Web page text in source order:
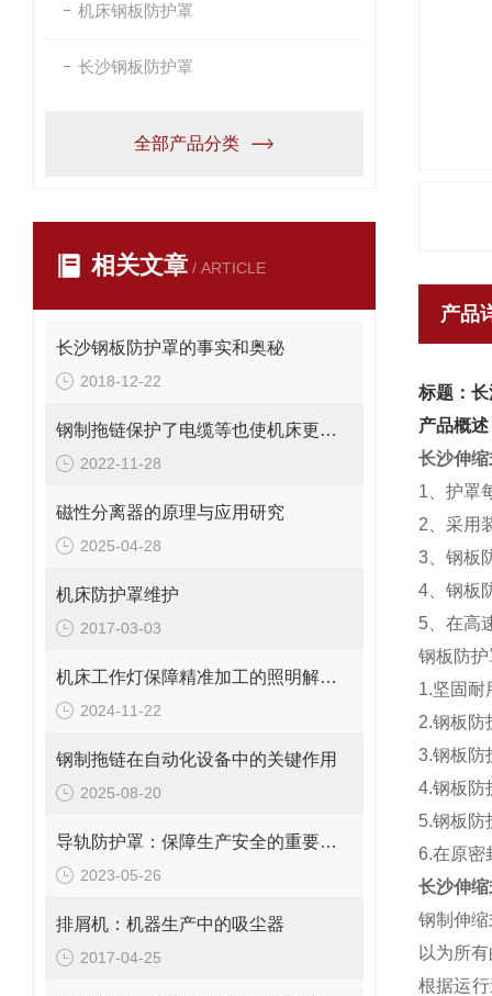
机床钢板防护罩
长沙钢板防护罩
全部产品分类
相关文章 / ARTICLE
长沙钢板防护罩的事实和奥秘
2018-12-22
钢制拖链保护了电缆等也使机床更美观
2022-11-28
磁性分离器的原理与应用研究
2025-04-28
机床防护罩维护
2017-03-03
机床工作灯保障精准加工的照明解决方案
2024-11-22
钢制拖链在自动化设备中的关键作用
2025-08-20
导轨防护罩：保障生产安全的重要工具
2023-05-26
排屑机：机器生产中的吸尘器
2017-04-25
产品
标题：
产品概述
长沙伸
1、护罩
2、采用
3、钢板
4、钢板
5、在高
钢板防
1.坚固耐
2.钢板防
3.钢板防
4.钢板防
5.钢板防
6.在原
长沙伸
钢制伸
以为所
根据运